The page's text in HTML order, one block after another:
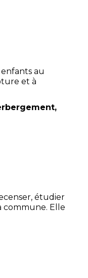
enfants au
et à
étudier
commune. Elle